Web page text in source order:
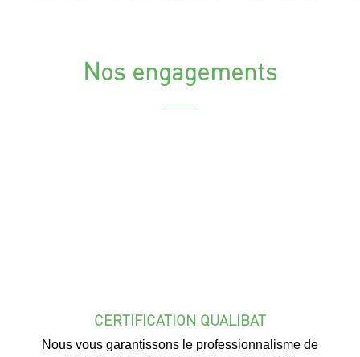
Nos engagements
CERTIFICATION QUALIBAT
Nous vous garantissons le professionnalisme de